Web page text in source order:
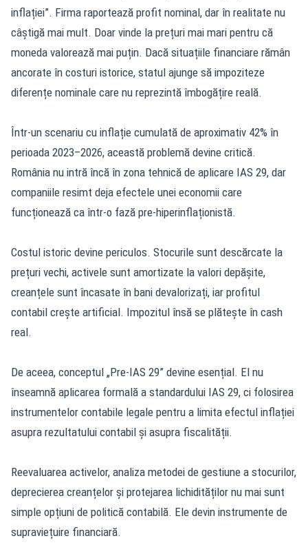
inflației”. Firma raportează profit nominal, dar în realitate nu
câștigă mai mult. Doar vinde la prețuri mai mari pentru că
moneda valorează mai puțin. Dacă situațiile financiare rămân
ancorate în costuri istorice, statul ajunge să impoziteze
diferențe nominale care nu reprezintă îmbogățire reală.
Într-un scenariu cu inflație cumulată de aproximativ 42% în
perioada 2023–2026, această problemă devine critică.
România nu intră încă în zona tehnică de aplicare IAS 29, dar
companiile resimt deja efectele unei economii care
funcționează ca într-o fază pre-hiperinflaționistă.
Costul istoric devine periculos. Stocurile sunt descărcate la
prețuri vechi, activele sunt amortizate la valori depășite,
creanțele sunt încasate în bani devalorizați, iar profitul
contabil crește artificial. Impozitul însă se plătește în cash
real.
De aceea, conceptul „Pre-IAS 29” devine esențial. El nu
înseamnă aplicarea formală a standardului IAS 29, ci folosirea
instrumentelor contabile legale pentru a limita efectul inflației
asupra rezultatului contabil și asupra fiscalității.
Reevaluarea activelor, analiza metodei de gestiune a stocurilor,
deprecierea creanțelor și protejarea lichidităților nu mai sunt
simple opțiuni de politică contabilă. Ele devin instrumente de
supraviețuire financiară.